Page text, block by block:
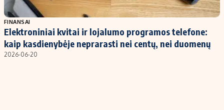
Populiarios temos
Investavimas
Akcijų rinka
Titulinis
Nedarbo išmokos skaičiuoklė
FINANSAI
Elektroniniai kvitai ir lojalumo programos telefone:
kaip kasdienybėje neprarasti nei centų, nei duomenų
2026-06-20